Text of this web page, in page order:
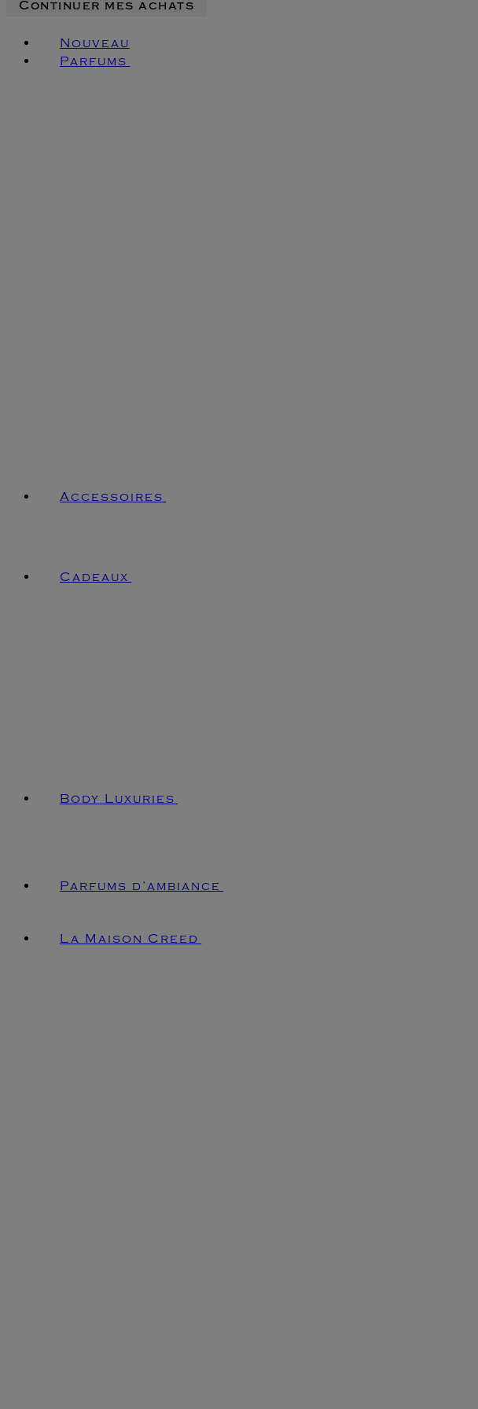
Continuer mes achats
Nouveau
Parfums
Accessoires
Cadeaux
Body Luxuries
Parfums d’ambiance
La Maison Creed